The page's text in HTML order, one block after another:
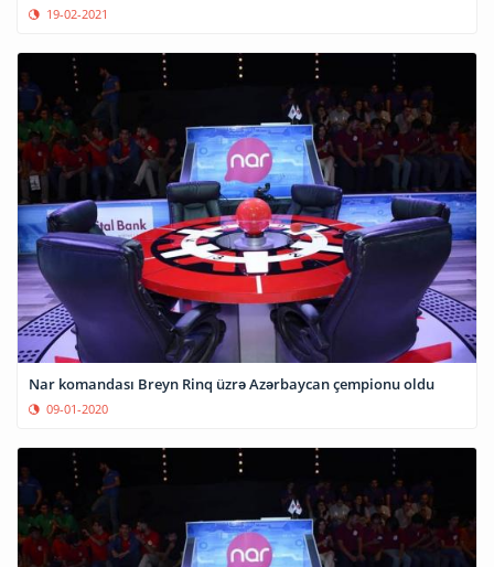
19-02-2021
Nar komandası Breyn Rinq üzrə Azərbaycan çempionu oldu
09-01-2020